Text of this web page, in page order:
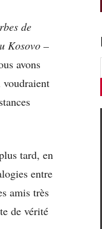
de
Kosovo –
avons
tard, en
entre
amis très
de vérité